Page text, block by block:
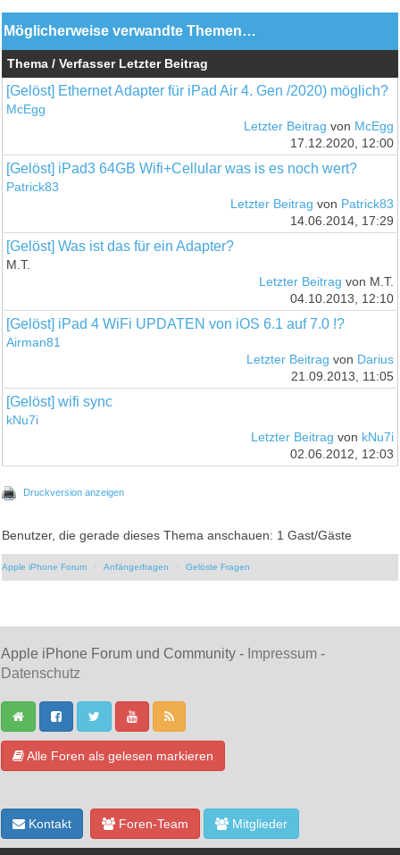
Möglicherweise verwandte Themen…
Thema / Verfasser Letzter Beitrag
[Gelöst] Ethernet Adapter für iPad Air 4. Gen /2020) möglich?
McEgg
Letzter Beitrag von McEgg
17.12.2020, 12:00
[Gelöst] iPad3 64GB Wifi+Cellular was is es noch wert?
Patrick83
Letzter Beitrag von Patrick83
14.06.2014, 17:29
[Gelöst] Was ist das für ein Adapter?
M.T.
Letzter Beitrag von M.T.
04.10.2013, 12:10
[Gelöst] iPad 4 WiFi UPDATEN von iOS 6.1 auf 7.0 !?
Airman81
Letzter Beitrag von Darius
21.09.2013, 11:05
[Gelöst] wifi sync
kNu7i
Letzter Beitrag von kNu7i
02.06.2012, 12:03
Druckversion anzeigen
Benutzer, die gerade dieses Thema anschauen: 1 Gast/Gäste
Apple iPhone Forum Anfängerfragen Gelöste Fragen
Apple iPhone Forum und Community - Impressum -
Datenschutz
Alle Foren als gelesen markieren
Kontakt Foren-Team Mitglieder